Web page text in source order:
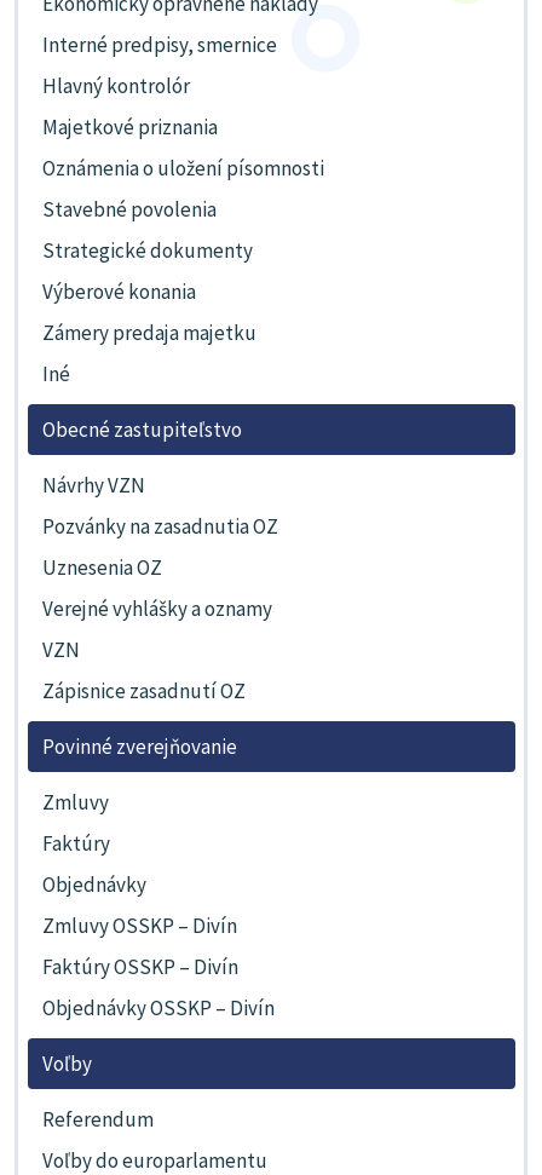
Interné predpisy, smernice
Hlavný kontrolór
Majetkové priznania
Oznámenia o uložení písomnosti
Stavebné povolenia
Strategické dokumenty
Výberové konania
Zámery predaja majetku
Iné
Obecné zastupiteľstvo
Návrhy VZN
Pozvánky na zasadnutia OZ
Uznesenia OZ
Verejné vyhlášky a oznamy
VZN
Zápisnice zasadnutí OZ
Povinné zverejňovanie
Zmluvy
Faktúry
Objednávky
Zmluvy OSSKP – Divín
Faktúry OSSKP – Divín
Objednávky OSSKP – Divín
Voľby
Referendum
Voľby do europarlamentu